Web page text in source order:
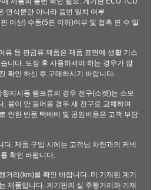
연식뿐만 아니라 품번 일치 여부
이상) 수동(5핀 이하)여부 및 접촉 핀 수 일
류 등 판금류 제품은 제품 표면에 생활 기스
니다. 도장 후 사용하셔야 하는 경우가 많
확인 하신 후 구매하시기 바랍니다.
지시등 램프류의 경우 전구(소켓)는 소모
, 불이 안 들어올 경우 새 전구로 교체하여
인한 반품 택배비 및 공임비용은 고객 부담
다. 제품 구입 시에는 고객님 차량과의 커넥
확인 바랍니다.
거리(km)를 확인 바랍니다. 미 기재된 계기
제품입니다. 계기판의 실 주행거리와 기재